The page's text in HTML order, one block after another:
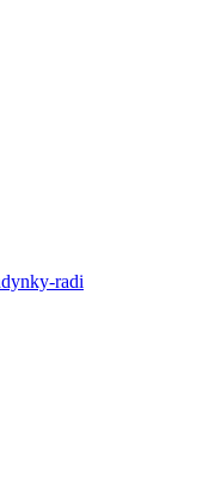
radi